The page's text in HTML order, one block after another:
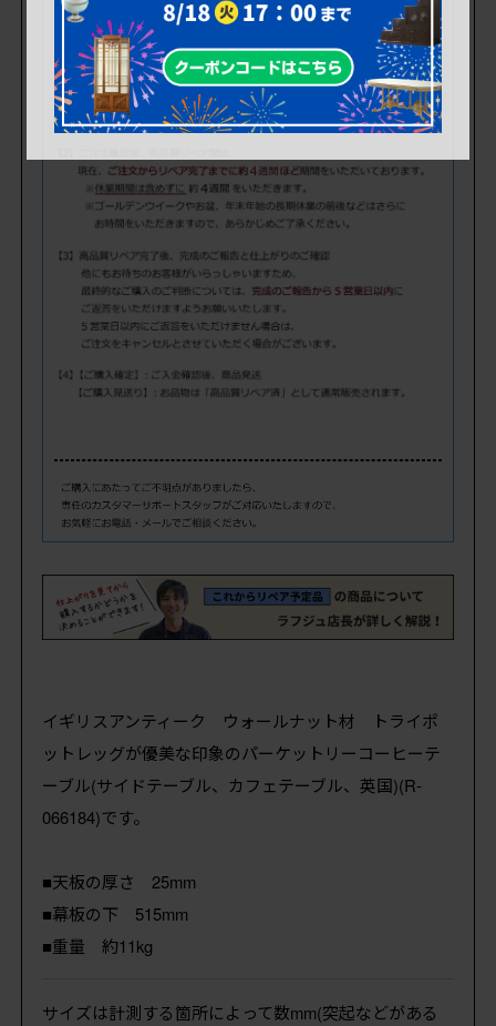
イギリスアンティーク ウォールナット材 トライポ
ットレッグが優美な印象のパーケットリーコーヒーテ
ーブル(サイドテーブル、カフェテーブル、英国)(R-
066184)です。
■天板の厚さ 25mm
■幕板の下 515mm
■重量 約11kg
サイズは計測する箇所によって数mm(突起などがある